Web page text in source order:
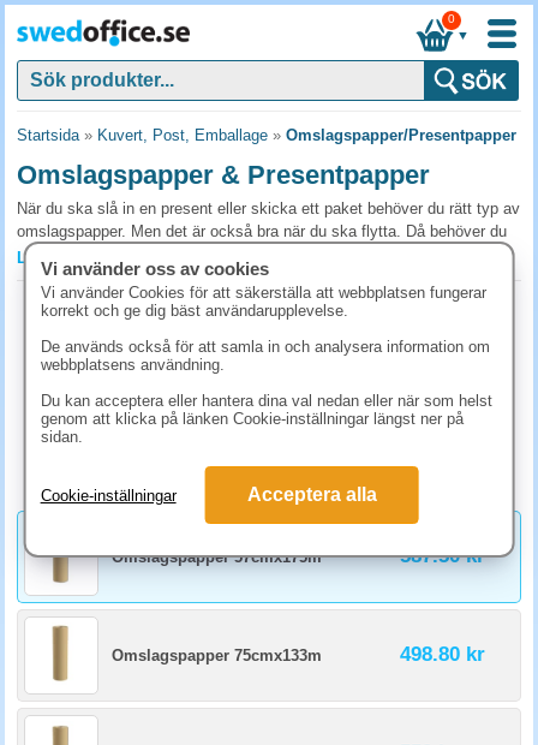
▼
0
Startsida» Kuvert, Post, Emballage » Omslagspapper/Presentpapper
Omslagspapper & Presentpapper
När du ska slå in en present eller skicka ett paket behöver du rätt typ av
omslagspapper. Men det är också bra när du ska flytta. Då behöver du
bra omslagspapper som kan skydda dina saker under transporten.
Vilken typ av papper du än letar efter hittar du det i vårt sortiment.
Vilket omslagspapper ska du välja?
Det finns olika sorters papper för varierande ändamål. Ska du till
omslagspapper. Ska du istället slå in ett paket att ge bort som en gåva
passar ett snyggt, mönstrat presentpapper eller en presentpåse perfekt.
ett så kallat makulaturpapper.
Slitstarkt papper
Omslagspapper är ett starkt papper som är oblekt och klorfritt. Våra
omslagspapper finns såväl i ark som på rulle och är skyddande. Pappret
passar till exempel när du behöver skicka ett paket. Du kan också
använda papperet för att slå in presenter. Bind ett vackert snöre eller
silkesband runt, så har du ett fint paket att ge bort som gåva.
Snyggare papper till presenter
Att få en fint inslagen present är alltid uppskattat. Hos oss hittar du
Läs mer »
Omslagspapper 57cmx175m
587.50 kr (inkl. moms)
Omslagspapper 57cmx175m 587.50 kr
Omslagspapper 75cmx133m 498.80 kr
Vi använder oss av cookies
Vi använder Cookies för att säkerställa att webbplatsen fungerar
korrekt och ge dig bäst användarupplevelse.
De används också för att samla in och analysera information om
webbplatsens användning.
Du kan acceptera eller hantera dina val nedan eller när som helst
genom att klicka på länken Cookie-inställningar längst ner på
sidan.
Cookie-inställningar Acceptera alla